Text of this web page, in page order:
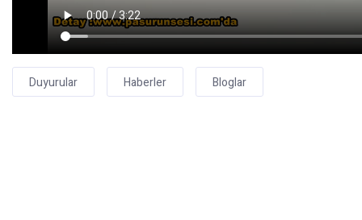
Duyurular Haberler Bloglar